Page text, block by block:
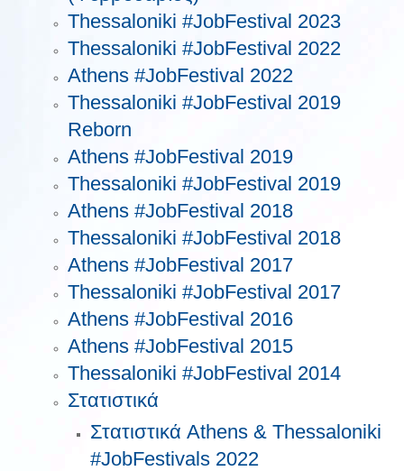
Thessaloniki #JobFestival 2023
Thessaloniki #JobFestival 2022
Athens #JobFestival 2022
Thessaloniki #JobFestival 2019
Reborn
Athens #JobFestival 2019
Thessaloniki #JobFestival 2019
Athens #JobFestival 2018
Thessaloniki #JobFestival 2018
Athens #JobFestival 2017
Τhessaloniki #JobFestival 2017
Athens #JobFestival 2016
Athens #JobFestival 2015
Thessaloniki #JobFestival 2014
Στατιστικά
Στατιστικά Athens & Thessaloniki
#JobFestivals 2022